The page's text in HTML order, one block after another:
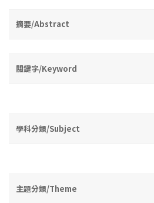
摘要/Abstract
關鍵字/Keyword
學科分類/Subject
主題分類/Theme